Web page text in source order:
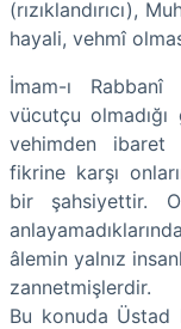
(rızıklandırıcı),
hayali, vehmî
İmam-ı
vücutçu olmadığı
vehimden ibaret
fikrine karşı
bir şahsiyettir.
âlemin yalnız
zannetmişlerdir.
Bu konuda Üstad